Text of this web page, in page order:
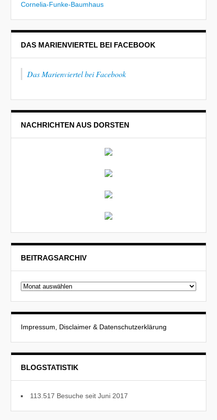
Cornelia-Funke-Baumhaus
DAS MARIENVIERTEL BEI FACEBOOK
Das Marienviertel bei Facebook
NACHRICHTEN AUS DORSTEN
BEITRAGSARCHIV
Beitragsarchiv
Impressum, Disclaimer & Datenschutzerklärung
BLOGSTATISTIK
113.517 Besuche seit Juni 2017